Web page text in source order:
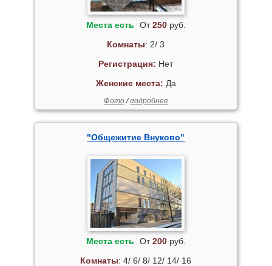
Места есть От250руб.
Комнаты: 2/ 3
Регистрация: Нет
Женские места: Да
Фото/подробнее
"Общежитие Внуково"
Места есть От200руб.
Комнаты: 4/ 6/ 8/ 12/ 14/ 16